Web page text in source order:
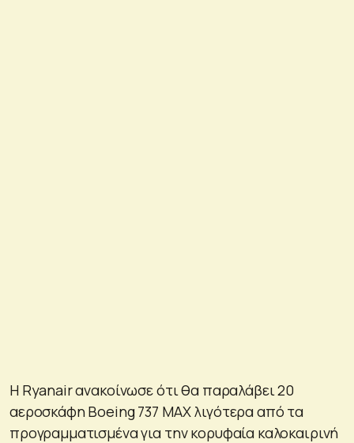
Η Ryanair ανακοίνωσε ότι θα παραλάβει 20
αεροσκάφη Boeing 737 MAX λιγότερα από τα
προγραμματισμένα για την κορυφαία καλοκαιρινή